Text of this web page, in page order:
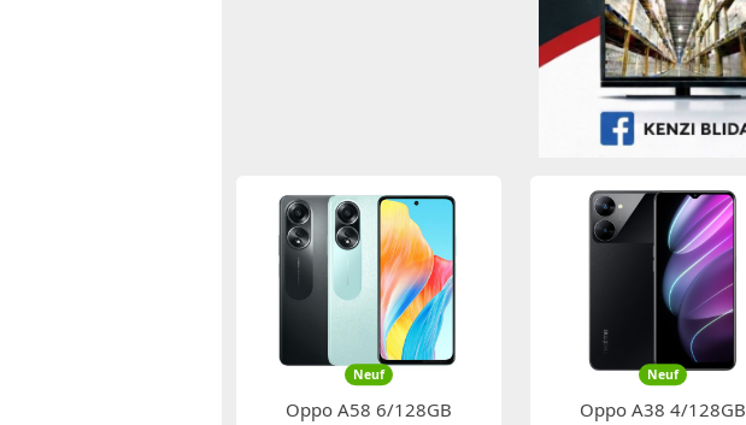
Neuf
Oppo A58 6/128GB
Neuf
Oppo A38 4/128GB